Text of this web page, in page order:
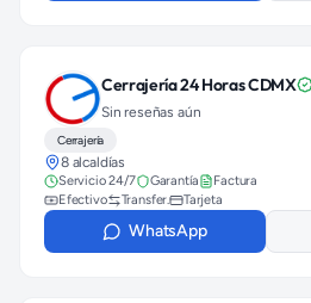
Cerrajería 24 Horas CDMX
Sin reseñas aún
Cerrajería
8 alcaldías
Servicio 24/7 Garantía
Factura
Efectivo
Transfer. Tarjeta
WhatsApp